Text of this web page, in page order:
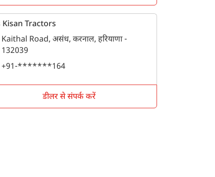
Kisan Tractors
Kaithal Road, असंध, करनाल, हरियाणा -
132039
+91-*******164
डीलर से संपर्क करें